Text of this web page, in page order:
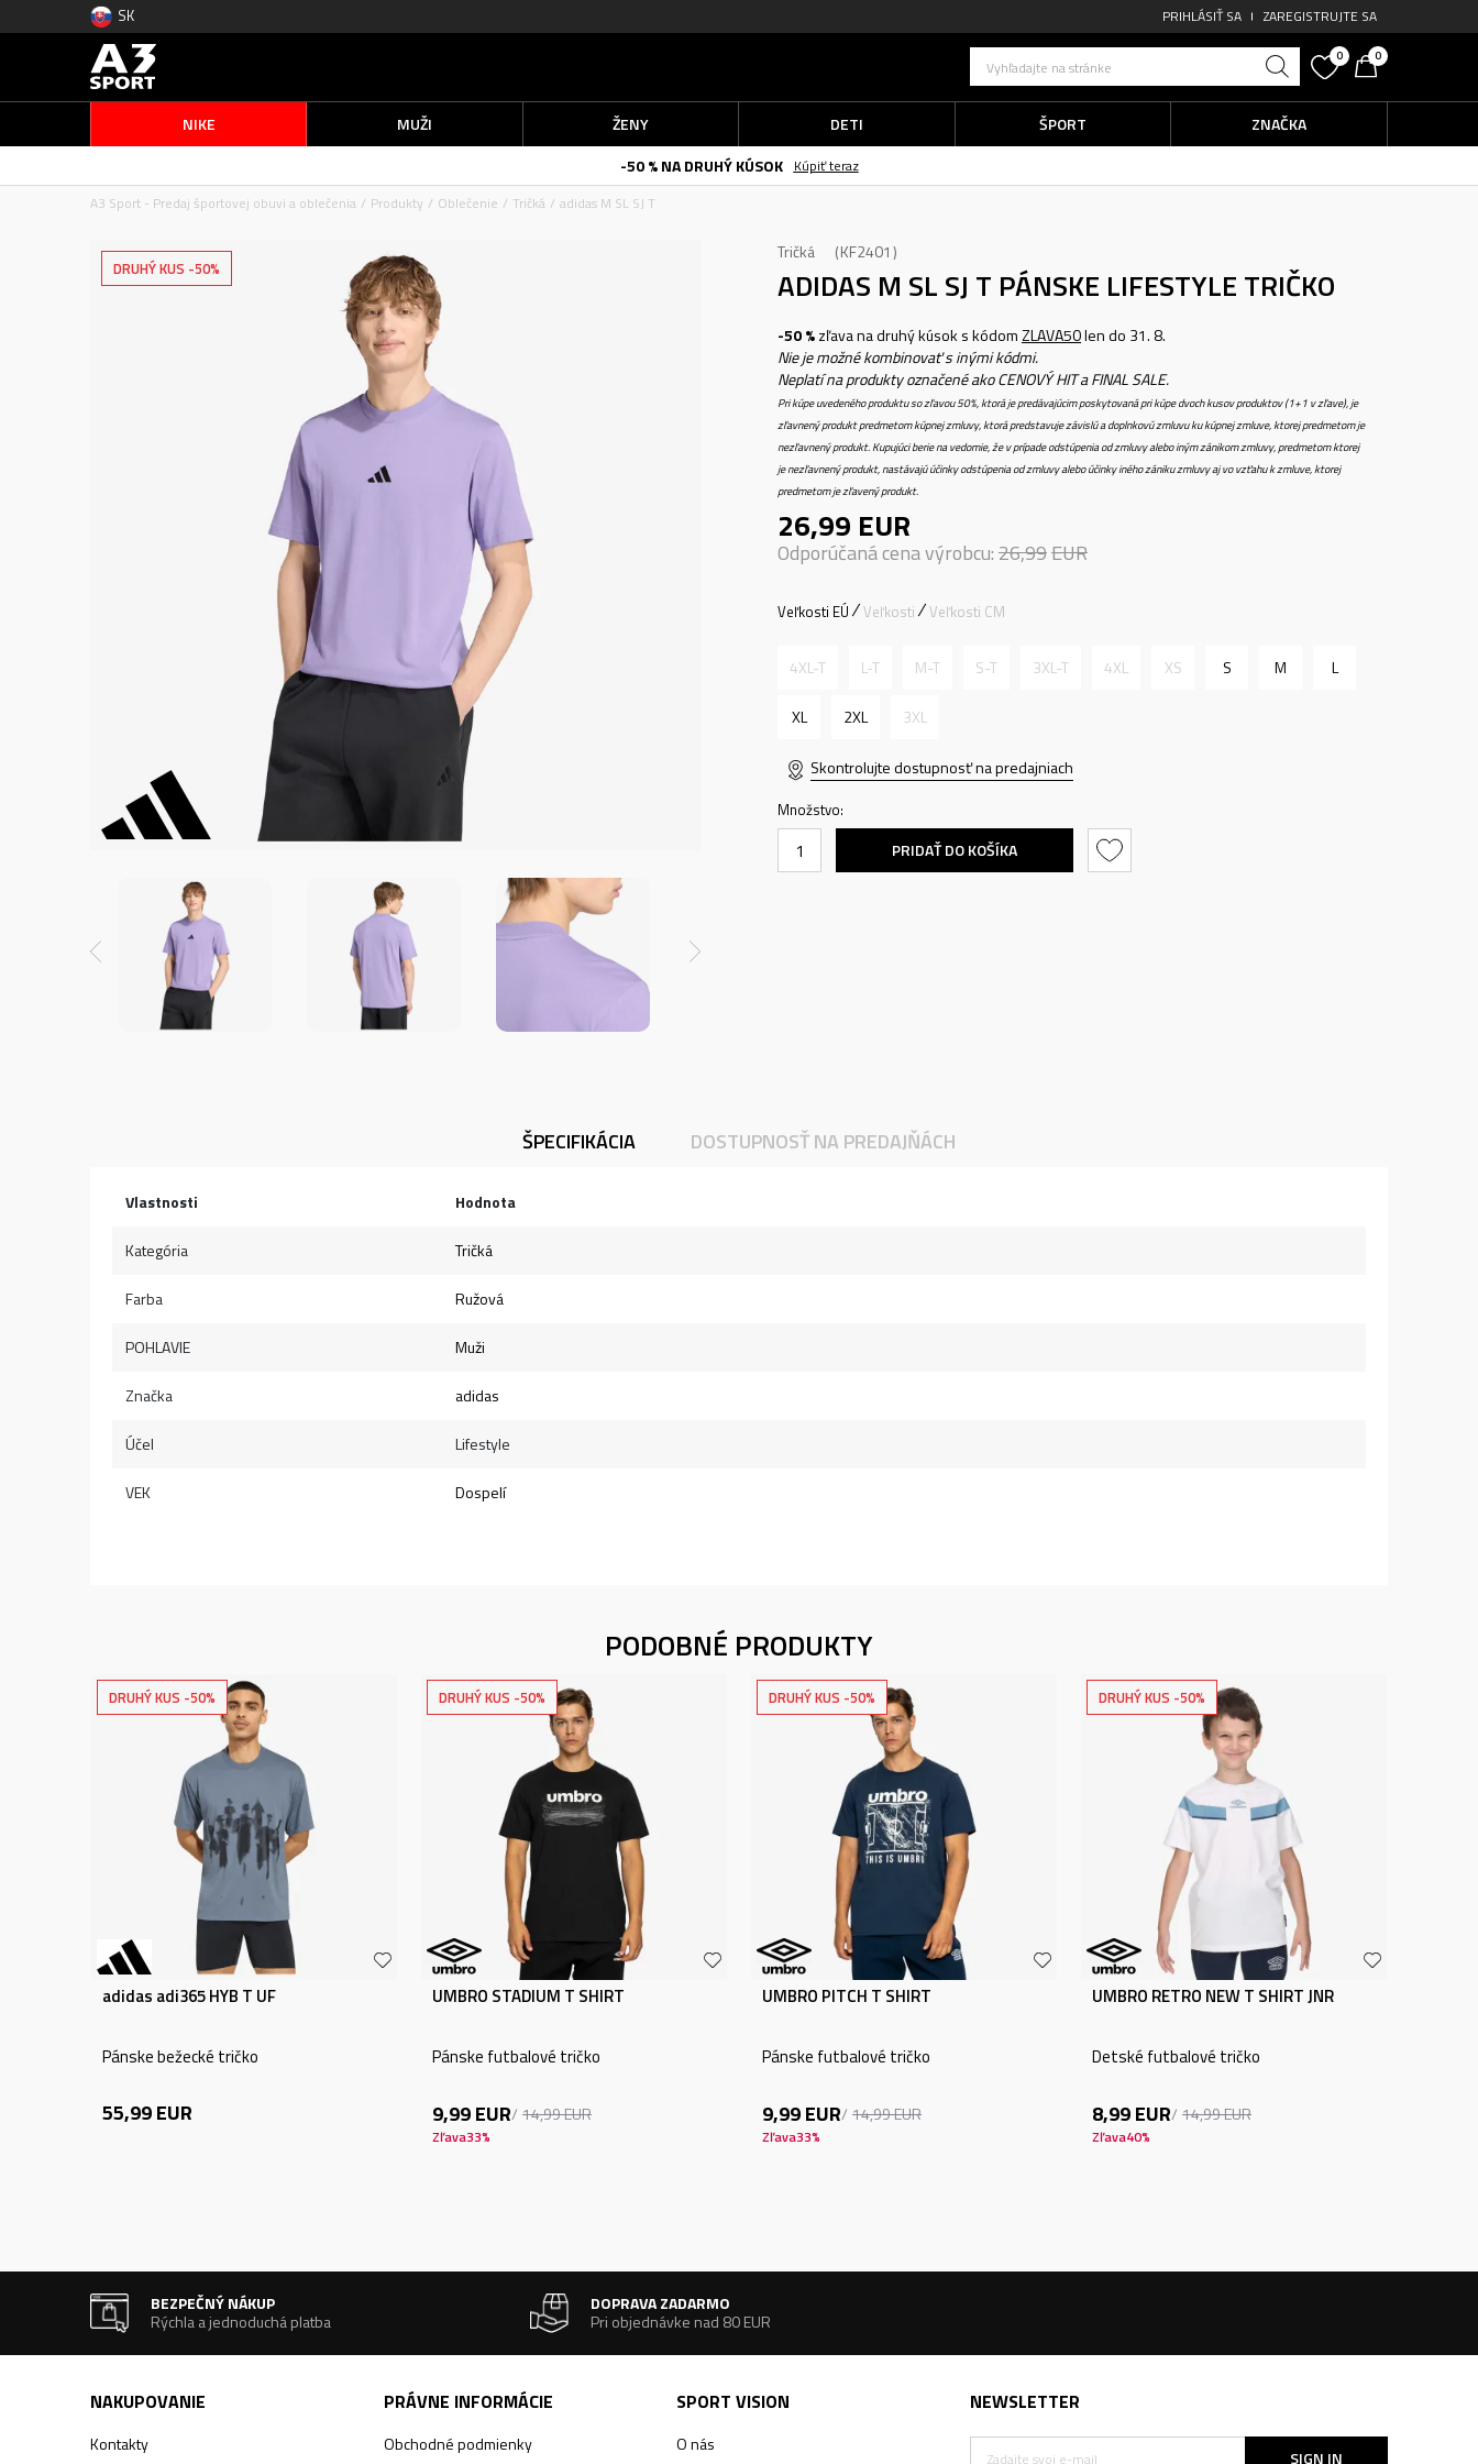
SK PRIHLÁSIŤ SA ZAREGISTRUJTE SA
Vyhľadajte na stránke
0 0
NIKE MUŽI ŽENY DETI ŠPORT
ZNAČKA
-50 % NA DRUHÝ KÚSOK
Kúpiť teraz
A3 Sport - Predaj športovej obuvi a oblečenia
Produkty Oblečenie Tričká adidas M SL SJ T
DRUHÝ KUS -50%
Tričká KF2401
ADIDAS M SL SJ T PÁNSKE LIFESTYLE TRIČKO
-50 %zľava na druhý kúsok s kódomZLAVA50len do 31. 8.
Nie je možné kombinovať s inými kódmi.
Neplatí na produkty označené ako CENOVÝ HIT a FINAL SALE.
Pri kúpe uvedeného produktu so zľavou 50%, ktorá je predávajúcim poskytovaná pri kúpe dvoch kusov produktov (1+1 v zľave), je
zľavnený produkt predmetom kúpnej zmluvy, ktorá predstavuje závislú a doplnkovú zmluvu ku kúpnej zmluve, ktorej predmetom je
nezľavnený produkt. Kupujúci berie na vedomie, že v prípade odstúpenia od zmluvy alebo iným zánikom zmluvy, predmetom ktorej
je nezľavnený produkt, nastávajú účinky odstúpenia od zmluvy alebo účinky iného zániku zmluvy aj vo vzťahu k zmluve, ktorej
predmetom je zľavený produkt.
26,99 EUR
Odporúčaná cena výrobcu:26,99EUR
Veľkosti EÚ Veľkosti Veľkosti CM
4XL-T L-T M-T S-T 3XL-T 4XL XS S M L
XL 2XL 3XL
Skontrolujte dostupnosť na predajniach
Množstvo:
PRIDAŤ DO KOŠÍKA
ŠPECIFIKÁCIA DOSTUPNOSŤ NA PREDAJŇÁCH
Vlastnosti Hodnota
Kategória Tričká
Farba Ružová
POHLAVIE Muži
Značka adidas
Účel Lifestyle
VEK Dospelí
PODOBNÉ PRODUKTY
DRUHÝ KUS -50%
adidas adi365 HYB T UF
Pánske bežecké tričko
55,99EUR
DRUHÝ KUS -50%
UMBRO STADIUM T SHIRT
Pánske futbalové tričko
9,99EUR 14,99EUR
Zľava33%
DRUHÝ KUS -50%
UMBRO PITCH T SHIRT
Pánske futbalové tričko
9,99EUR 14,99EUR
Zľava33%
DRUHÝ KUS -50%
UMBRO RETRO NEW T SHIRT JNR
Detské futbalové tričko
8,99EUR 14,99EUR
Zľava40%
BEZPEČNÝ NÁKUP
Rýchla a jednoduchá platba
DOPRAVA ZADARMO
Pri objednávke nad 80 EUR
NAKUPOVANIE
Kontakty
PRÁVNE INFORMÁCIE
Obchodné podmienky
SPORT VISION
O nás
NEWSLETTER
SIGN IN